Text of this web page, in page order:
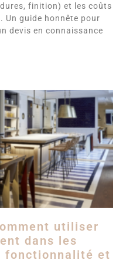
finition) et les coûts
Un guide honnête pour
devis en connaissance
utiliser
dans les
fonctionnalité et